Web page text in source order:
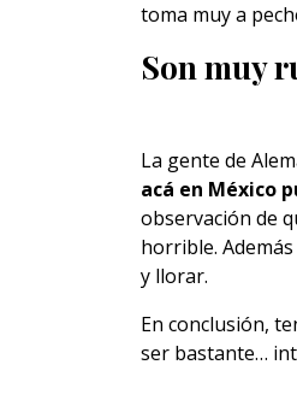
toma muy a
Son muy
La gente de
acá en México
observación de
horrible.
y llorar.
En conclusión,
ser bastante…